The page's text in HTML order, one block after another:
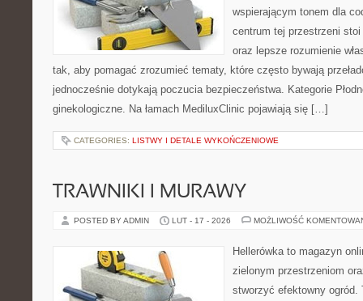
wspierającym tonem dla
centrum tej przestrzeni
oraz lepsze rozumienie
tak, aby pomagać zrozumieć tematy, które często bywają
jednocześnie dotykają poczucia bezpieczeństwa. Kategorie
ginekologiczne. Na łamach MediluxClinic pojawiają się […]
CATEGORIES: LISTWY I DETALE WYKOŃCZENIOWE
TRAWNIKI I MURAWY
POSTED BY ADMIN LUT - 17 - 2026 MOŻLIWOŚĆ
Hellerówka to magazyn
zielonym przestrzeniom
stworzyć efektowny ogród.